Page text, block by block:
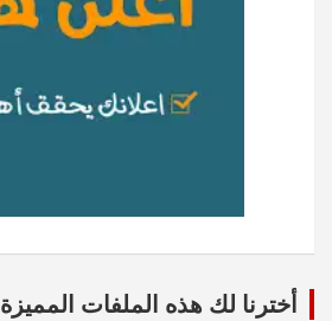
أخترنا لك هذه الملفات المميزة